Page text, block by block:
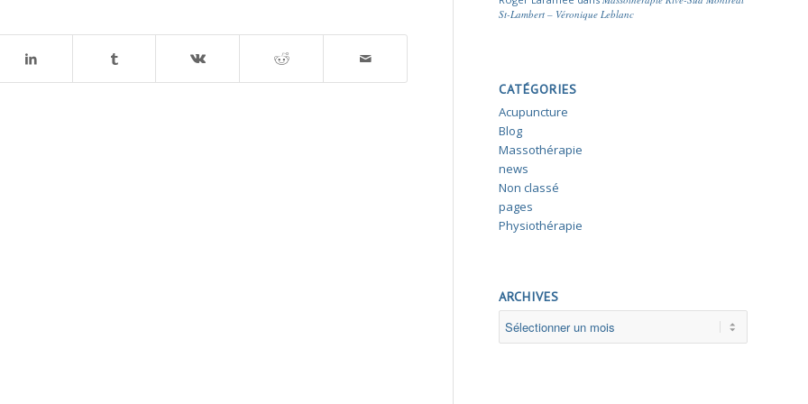
St-Lambert – Véronique Leblanc
CATÉGORIES
Acupuncture
Blog
Massothérapie
news
Non classé
pages
Physiothérapie
ARCHIVES